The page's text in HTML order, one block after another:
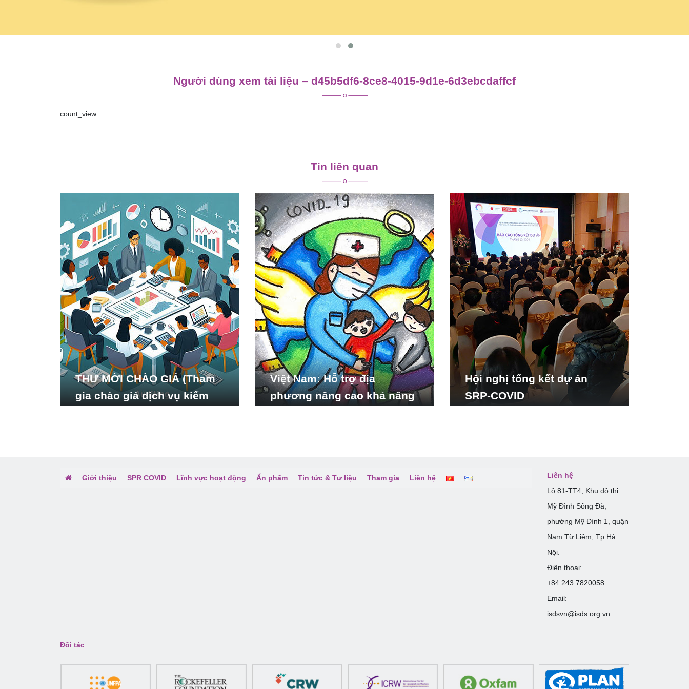
Người dùng xem tài liệu – d45b5df6-8ce8-4015-9d1e-6d3ebcdaffcf
count_view
viết
Tin liên quan
THƯ MỜI CHÀO GIÁ (Tham
gia chào giá dịch vụ kiểm
Việt Nam: Hỗ trợ địa
phương nâng cao khả năng
Hội nghị tổng kết dự án
SRP-COVID
Giới thiệu SPR COVID Lĩnh vực hoạt động Ấn phẩm Tin tức & Tư liệu Tham gia Liên hệ
Liên hệ
Lô 81-TT4, Khu đô thị
Mỹ Đình Sông Đà,
phường Mỹ Đình 1, quận
Nam Từ Liêm, Tp Hà
Nội.
Điện thoại:
+84.243.7820058
Email:
isdsvn@isds.org.vn
Đối tác